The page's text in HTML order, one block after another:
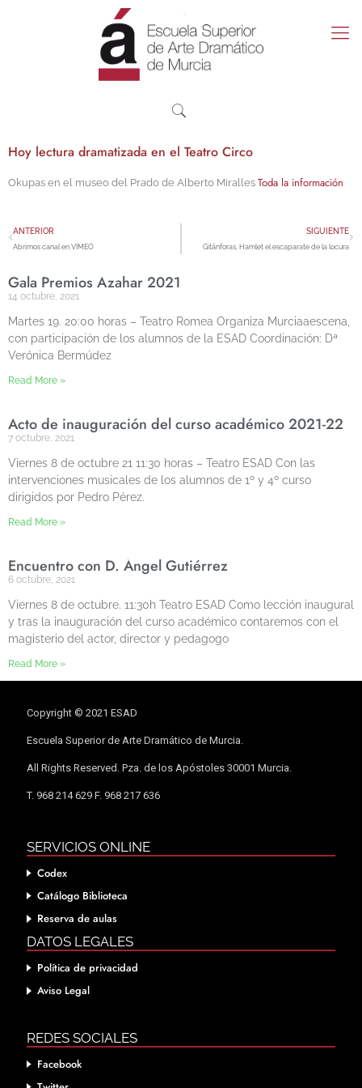
Hoy lectura dramatizada en el Teatro Circo
Okupas en el museo del Prado de Alberto Miralles Toda la información
ANTERIOR
Abrimos canal en VIMEO
SIGUIENTE
Gitánforas, Hamlet el escaparate de la locura
Gala Premios Azahar 2021
14 octubre, 2021
Martes 19. 20:00 horas – Teatro Romea Organiza Murciaaescena,
con participación de los alumnos de la ESAD Coordinación: Dª
Verónica Bermúdez
Read More »
Acto de inauguración del curso académico 2021-22
7 octubre, 2021
Viernes 8 de octubre 21 11:30 horas – Teatro ESAD Con las
intervenciones musicales de los alumnos de 1º y 4º curso
dirigidos por Pedro Pérez.
Read More »
Encuentro con D. Ángel Gutiérrez
6 octubre, 2021
Viernes 8 de octubre. 11:30h Teatro ESAD Como lección inaugural
y tras la inauguración del curso académico contaremos con el
magisterio del actor, director y pedagogo
Read More »
Copyright © 2021 ESAD
Escuela Superior de Arte Dramático de Murcia.
All Rights Reserved. Pza. de los Apóstoles 30001 Murcia.
T. 968 214 629 F. 968 217 636
SERVICIOS ONLINE
Codex
Catálogo Biblioteca
Reserva de aulas
DATOS LEGALES
Política de privacidad
Aviso Legal
REDES SOCIALES
Facebook